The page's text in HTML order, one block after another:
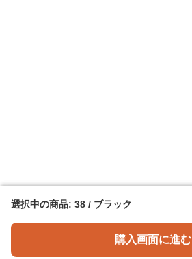
選択中の商品: 38 / ブラック
購入画面に進む
選択中の商品: 38 / ブラック
購入画面に進む